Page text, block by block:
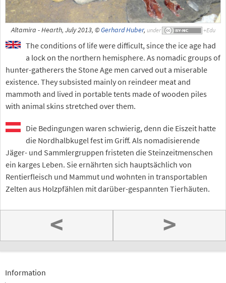
Altamira - Hearth, July 2013, ©Gerhard Huber, under
The conditions of life were difficult, since the ice age had
a lock on the northern hemisphere. As nomadic groups of
hunter-gatherers the Stone Age men carved out a miserable
existence. They subsisted mainly on reindeer meat and
mammoth and lived in portable tents made of wooden piles
with animal skins stretched over them.
Die Bedingungen waren schwierig, denn die Eiszeit hatte
die Nordhalbkugel fest im Griff. Als nomadisierende
Jäger- und Sammlergruppen fristeten die Steinzeitmenschen
ein karges Leben. Sie ernährten sich hauptsächlich von
Rentierfleisch und Mammut und wohnten in transportablen
Zelten aus Holzpfählen mit darüber-gespannten Tierhäuten.
< >
Information